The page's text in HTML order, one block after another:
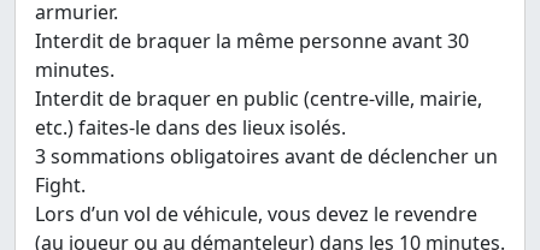
armurier.
Interdit de braquer la même personne avant 30
minutes.
Interdit de braquer en public (centre-ville, mairie,
etc.) faites-le dans des lieux isolés.
3 sommations obligatoires avant de déclencher un
Fight.
Lors d’un vol de véhicule, vous devez le revendre
(au joueur ou au démanteleur) dans les 10 minutes.